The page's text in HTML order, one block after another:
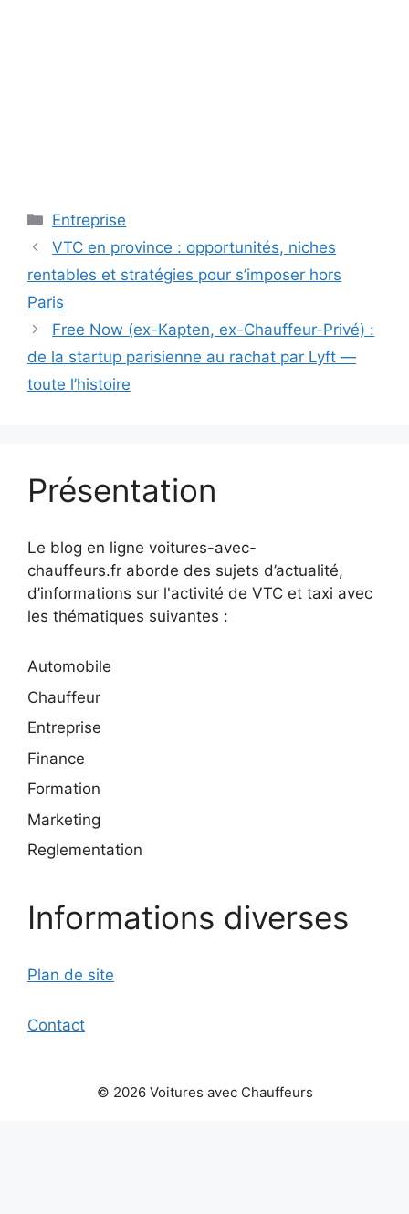
Catégories
Entreprise
VTC en province : opportunités, niches
rentables et stratégies pour s’imposer hors
Paris
Free Now (ex-Kapten, ex-Chauffeur-Privé) :
de la startup parisienne au rachat par Lyft —
toute l’histoire
Présentation
Le blog en ligne voitures-avec-
chauffeurs.fr aborde des sujets d’actualité,
d’informations sur l'activité de VTC et taxi avec
les thématiques suivantes :
Automobile
Chauffeur
Entreprise
Finance
Formation
Marketing
Reglementation
Informations diverses
Plan de site
Contact
© 2026 Voitures avec Chauffeurs